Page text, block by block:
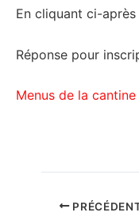
En cliquant ci-
Réponse pour
Menus de la